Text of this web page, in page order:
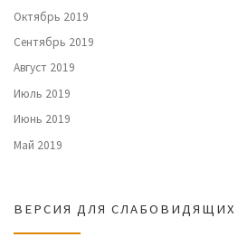
Октябрь 2019
Сентябрь 2019
Август 2019
Июль 2019
Июнь 2019
Май 2019
ВЕРСИЯ ДЛЯ СЛАБОВИДЯЩИХ